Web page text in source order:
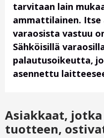
tarvitaan lain
ammattilainen. Itse
varaosista vastuu
Sähköisillä
palautusoikeutta,
asennettu
Asiakkaat,
tuotteen,